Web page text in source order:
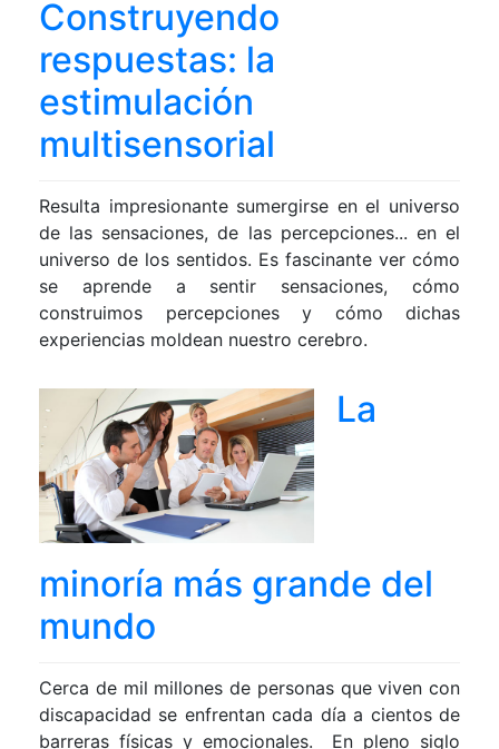
Construyendo
respuestas: la
estimulación
multisensorial
Resulta impresionante sumergirse en el universo
de las sensaciones, de las percepciones... en el
universo de los sentidos. Es fascinante ver cómo
se aprende a sentir sensaciones, cómo
construimos percepciones y cómo dichas
experiencias moldean nuestro cerebro.
La
minoría más grande del
mundo
Cerca de mil millones de personas que viven con
discapacidad se enfrentan cada día a cientos de
barreras físicas y emocionales. En pleno siglo